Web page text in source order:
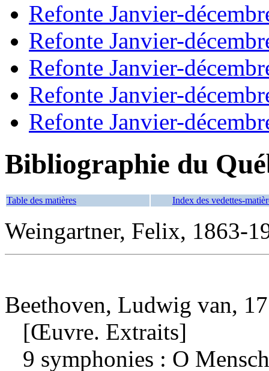
Refonte Janvier-
Refonte Janvier-
Refonte Janvier-
Refonte Janvier-
Refonte Janvier-
Bibliographie du
Table des matières Index des vedettes-
Weingartner, Felix, 1863-
Beethoven, Ludwig van,
[Œuvre. Extraits]
9 symphonies : O